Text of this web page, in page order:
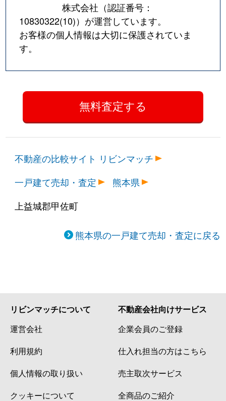
株式会社（認証番号：
10830322(10)）が運営しています。
お客様の個人情報は大切に保護されていま
す。
不動産の比較サイト リビンマッチ
一戸建て売却・査定
熊本県
上益城郡甲佐町
熊本県の一戸建て売却・査定に戻る
リビンマッチについて
運営会社
利用規約
個人情報の取り扱い
クッキーについて
不動産会社向けサービス
企業会員のご登録
仕入れ担当の方はこちら
売主取次サービス
全商品のご紹介